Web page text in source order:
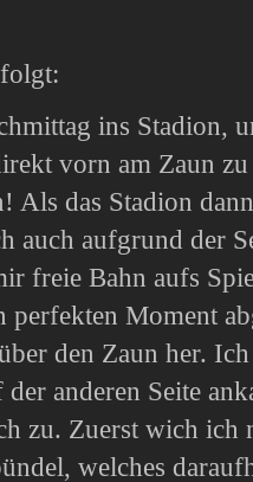
ins Stadion,
vorn am Zaun zu
Als das Stadion
auch aufgrund der
freie Bahn aufs
perfekten Moment
den Zaun her.
anderen Seite
zu. Zuerst wich ich
welches